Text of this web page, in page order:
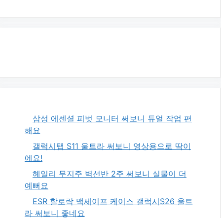
삼성 에센셜 피벗 모니터 써보니 듀얼 작업 편
해요
갤럭시탭 S11 울트라 써보니 영상용으로 딱이
에요!
헤일리 무지주 벽선반 2주 써보니 실물이 더
예뻐요
ESR 할로락 맥세이프 케이스 갤럭시S26 울트
라 써보니 좋네요